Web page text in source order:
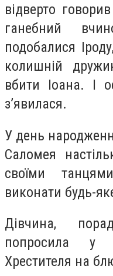
відверто
ганебний
подобалися
колишній
вбити Іоана. І
з’явилася.
У день
Саломея
своїми
виконати будь-
Дівчина,
попросила у
Хрестителя на